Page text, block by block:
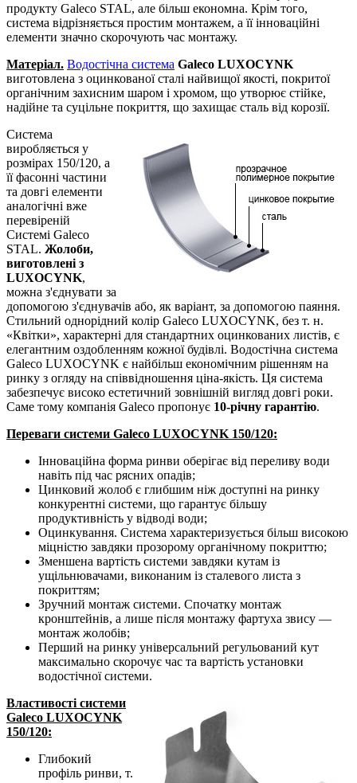
продукту Galeco STAL, але більш економна. Крім того,
система відрізняється простим монтажем, а її інноваційні
елементи значно скорочують час монтажу.
Матеріал. Водостічна система Galeco LUXOCYNK
виготовлена ​​з оцинкованої сталі найвищої якості, покритої
органічним захисним шаром і хромом, що утворює стійке,
надійне та суцільне покриття, що захищає сталь від корозії.
Система
виробляється у
розмірах 150/120, а
її фасонні частини
та довгі елементи
аналогічні вже
перевіреній
Системі Galeco
STAL. Жолоби,
виготовлені з
LUXOCYNK,
можна з'єднувати за
допомогою з'єднувачів або, як варіант, за допомогою паяння.
Стильний однорідний колір Galeco LUXOCYNK, без т. н.
«Квітки», характерні для стандартних оцинкованих листів, є
елегантним оздобленням кожної будівлі. Водостічна система
Galeco LUXOCYNK є найбільш економічним рішенням на
ринку з огляду на співвідношення ціна-якість. Ця система
забезпечує високо естетичний зовнішній вигляд довгі роки.
Саме тому компанія Galeco пропонує 10-річну гарантію.
Переваги системи Galeco LUXOCYNK 150/120:
Інноваційна форма ринви оберігає від переливу води
навіть під час рясних опадів;
Цинковий жолоб є глибшим ніж доступні на ринку
конкурентні системи, що гарантує більшу
продуктивність у відводі води;
Оцинкування. Система характеризується більш високою
міцністю завдяки прозорому органічному покриттю;
Зменшена вартість системи завдяки кутам із
ущільнювачами, виконаним із сталевого листа з
покриттям;
Зручний монтаж системи. Спочатку монтаж
кронштейнів, а лише після монтажу фартуха звису —
монтаж жолобів;
Перший на ринку універсальний регульований кут
максимально скорочує час та вартість установки
водостічної системи.
Властивості системи
Galeco LUXOCYNK
150/120:
Глибокий
профіль ринви, т.